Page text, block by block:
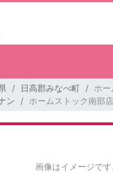
日高郡みなべ町
ホー
ン ホームストック南部店
画像はイメージです